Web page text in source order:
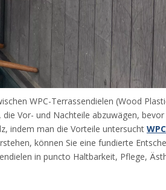
WPC-Terrassendielen (Wood
Vor- und Nachteile abzuwägen,
indem man die Vorteile untersucht
können Sie eine fundierte
in puncto Haltbarkeit, Pflege,